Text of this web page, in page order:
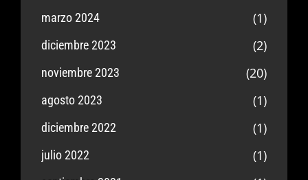
marzo 2024 (1)
diciembre 2023 (2)
noviembre 2023 (20)
agosto 2023 (1)
diciembre 2022 (1)
julio 2022 (1)